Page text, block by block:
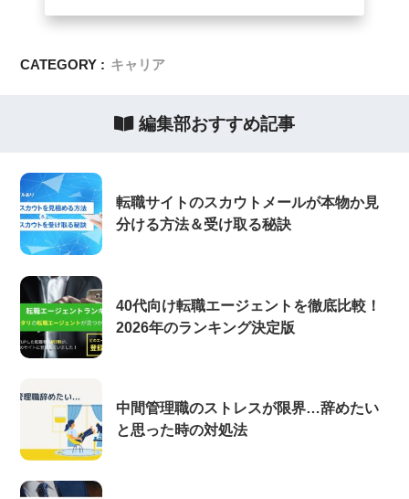
CATEGORY : キャリア
編集部おすすめ記事
転職サイトのスカウトメールが本物か見
分ける方法＆受け取る秘訣
40代向け転職エージェントを徹底比較！
2026年のランキング決定版
中間管理職のストレスが限界…辞めたい
と思った時の対処法